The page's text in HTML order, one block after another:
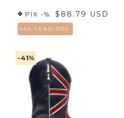
PIX -%: $88.79 USD
444 VENDIDOS.
-41%